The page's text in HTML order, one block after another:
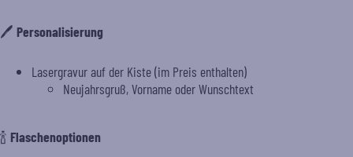
🖊️ Personalisierung
Lasergravur auf der Kiste (im Preis enthalten)
Neujahrsgruß, Vorname oder Wunschtext
🍾 Flaschenoptionen